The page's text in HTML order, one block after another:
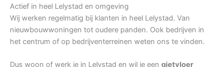
Actief in heel Lelystad en omgeving
Wij werken regelmatig bij klanten in heel Lelystad. Van
nieuwbouwwoningen tot oudere panden. Ook bedrijven in
het centrum of op bedrijventerreinen weten ons te vinden.
Dus woon of werk je in Lelystad en wil je een gietvloer